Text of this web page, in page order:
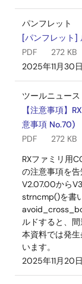
パンフレット
[パンフレット]
PDF
272 KB
2025年11月30日
ツールニュー
【注意事項】
意事項 No.70)
PDF
272 KB
RXファミリ用
の注意事項を
V2.07.00から
strncmp()を書
ルドすると、
本資料では発
います。
2025年11月20日